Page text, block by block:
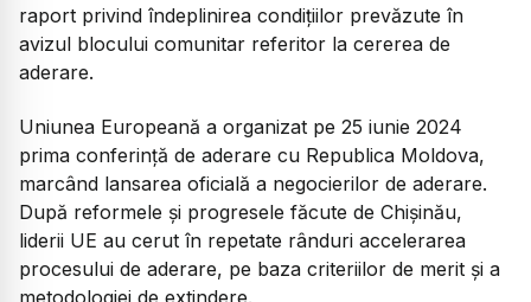
raport privind îndeplinirea condițiilor prevăzute în
avizul blocului comunitar referitor la cererea de
aderare.
Uniunea Europeană a organizat pe 25 iunie 2024
prima conferință de aderare cu Republica Moldova,
marcând lansarea oficială a negocierilor de aderare.
După reformele și progresele făcute de Chișinău,
liderii UE au cerut în repetate rânduri accelerarea
procesului de aderare, pe baza criteriilor de merit și a